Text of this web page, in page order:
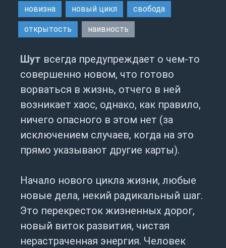
новизна новый цикл свобода
открытость наивность
Шут всегда предупреждает о чем-то
совершенно новом, что готово
ворваться в жизнь, отчего в ней
возникает хаос, однако, как правило,
ничего опасного в этом нет (за
исключением случаев, когда на это
прямо указывают другие карты).
Начало нового цикла жизни, любые
новые дела, некий радикальный шаг.
Это перекресток жизненных дорог,
новый виток развития, чистая
нерастраченная энергия. Человек